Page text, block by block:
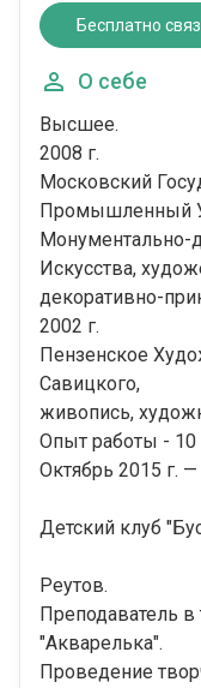
Бесплатно
О себе
Высшее.
2008 г.
Московский
Промышленный
Монументально-
Искусства,
декоративно-
2002 г.
Пензенское
Савицкого,
живопись,
Опыт работы - 10
Октябрь 2015 г.
Детский клуб
Реутов.
Преподаватель в
"Акварелька".
Проведение